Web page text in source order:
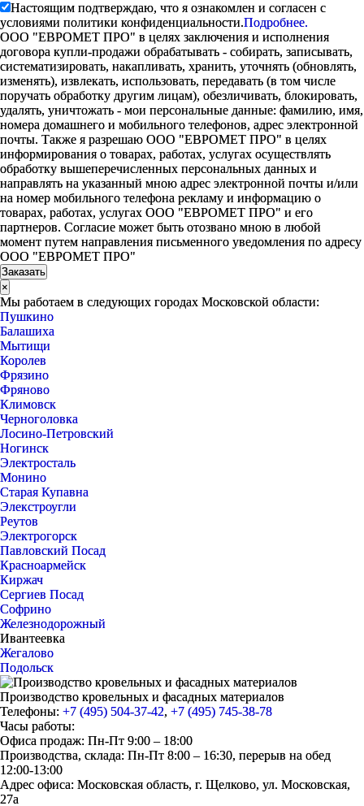
Настоящим подтверждаю, что я ознакомлен и согласен с
условиями политики конфиденциальности.Подробнее.
ООО "ЕВРОМЕТ ПРО" в целях заключения и исполнения
договора купли-продажи обрабатывать - собирать, записывать,
систематизировать, накапливать, хранить, уточнять (обновлять,
изменять), извлекать, использовать, передавать (в том числе
поручать обработку другим лицам), обезличивать, блокировать,
удалять, уничтожать - мои персональные данные: фамилию, имя,
номера домашнего и мобильного телефонов, адрес электронной
почты. Также я разрешаю ООО "ЕВРОМЕТ ПРО" в целях
информирования о товарах, работах, услугах осуществлять
обработку вышеперечисленных персональных данных и
направлять на указанный мною адрес электронной почты и/или
на номер мобильного телефона рекламу и информацию о
товарах, работах, услугах ООО "ЕВРОМЕТ ПРО" и его
партнеров. Согласие может быть отозвано мною в любой
момент путем направления письменного уведомления по адресу
ООО "ЕВРОМЕТ ПРО"
×
Мы работаем в следующих городах Московской области:
Пушкино
Балашиха
Мытищи
Королев
Фрязино
Фряново
Климовск
Черноголовка
Лосино-Петровский
Ногинск
Электросталь
Монино
Старая Купавна
Элекстроугли
Реутов
Электрогорск
Павловский Посад
Красноармейск
Киржач
Сергиев Посад
Софрино
Железнодорожный
Ивантеевка
Жегалово
Подольск
Производство кровельных и фасадных материалов
Телефоны: +7 (495) 504-37-42, +7 (495) 745-38-78
Часы работы:
Офиса продаж: Пн-Пт 9:00 – 18:00
Производства, склада: Пн-Пт 8:00 – 16:30, перерыв на обед
12:00-13:00
Адрес офиса: Московская область, г. Щелково, ул. Московская,
27а